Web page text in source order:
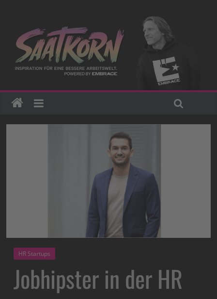
HR Startups
Jobhipster in der HR